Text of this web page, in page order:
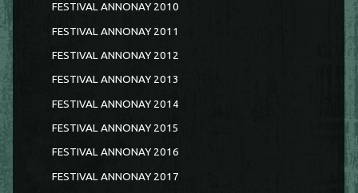
FESTIVAL ANNONAY 2010
FESTIVAL ANNONAY 2011
FESTIVAL ANNONAY 2012
FESTIVAL ANNONAY 2013
FESTIVAL ANNONAY 2014
FESTIVAL ANNONAY 2015
FESTIVAL ANNONAY 2016
FESTIVAL ANNONAY 2017